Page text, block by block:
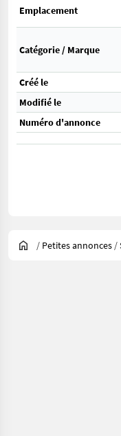
Emplacement
Catégorie / Marque
Créé le
Modifié le
Numéro d'annonce
/ Petites annonces /